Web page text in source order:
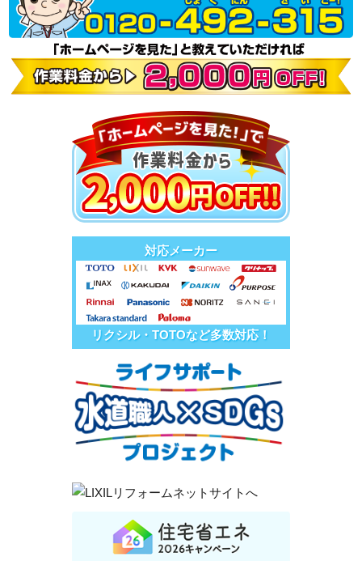
対応メーカー
リクシル・TOTOなど多数対応！